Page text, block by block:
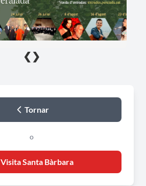
❮ ❯
Tornar
o
Visita Santa Bàrbara